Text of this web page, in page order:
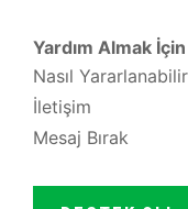
Yardım Almak İçin
Nasıl
İletişim
Mesaj Bırak